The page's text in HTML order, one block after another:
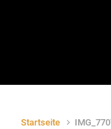
Startseite